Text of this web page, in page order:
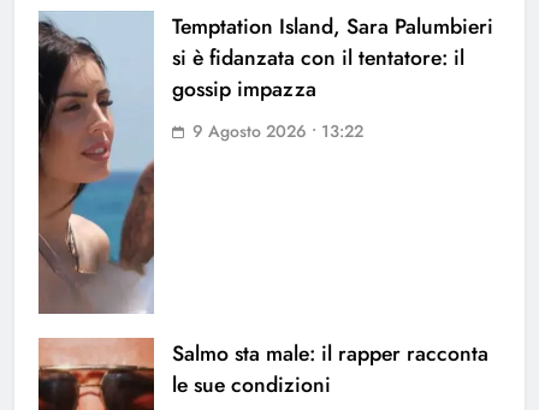
Temptation Island, Sara Palumbieri
si è fidanzata con il tentatore: il
gossip impazza
9 Agosto 2026 • 13:22
Salmo sta male: il rapper racconta
le sue condizioni